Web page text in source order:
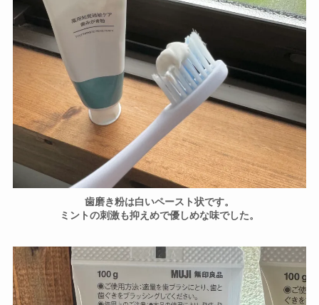
歯磨き粉は白いペースト状です。
ミントの刺激も抑えめで優しめな味でした。